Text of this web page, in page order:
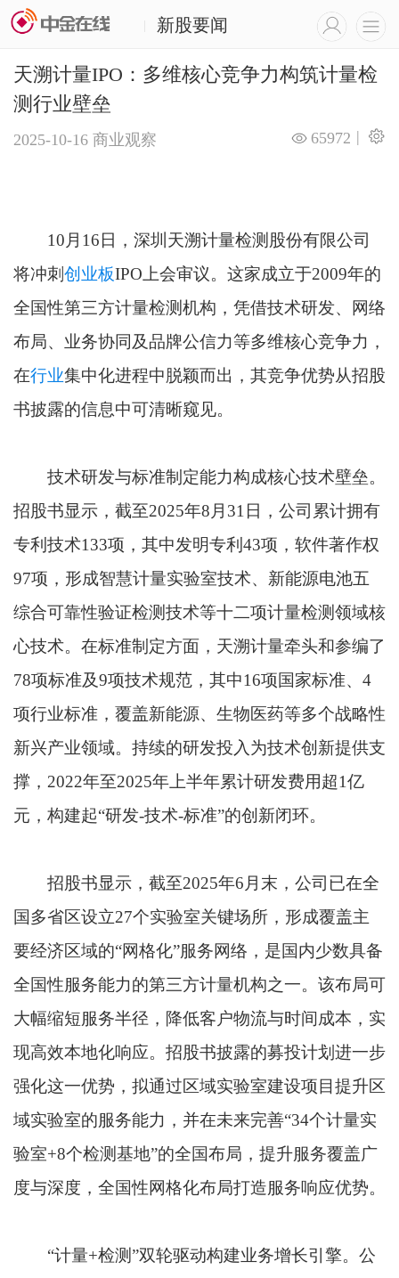
新股要闻
天溯计量IPO：多维核心竞争力构筑计量检
测行业壁垒
2025-10-16 商业观察 |
65972
10月16日，深圳天溯计量检测股份有限公司
将冲刺创业板IPO上会审议。这家成立于2009年的
全国性第三方计量检测机构，凭借技术研发、网络
布局、业务协同及品牌公信力等多维核心竞争力，
在行业集中化进程中脱颖而出，其竞争优势从招股
书披露的信息中可清晰窥见。
技术研发与标准制定能力构成核心技术壁垒。
招股书显示，截至2025年8月31日，公司累计拥有
专利技术133项，其中发明专利43项，软件著作权
97项，形成智慧计量实验室技术、新能源电池五
综合可靠性验证检测技术等十二项计量检测领域核
心技术。在标准制定方面，天溯计量牵头和参编了
78项标准及9项技术规范，其中16项国家标准、4
项行业标准，覆盖新能源、生物医药等多个战略性
新兴产业领域。持续的研发投入为技术创新提供支
撑，2022年至2025年上半年累计研发费用超1亿
元，构建起“研发-技术-标准”的创新闭环。
招股书显示，截至2025年6月末，公司已在全
国多省区设立27个实验室关键场所，形成覆盖主
要经济区域的“网格化”服务网络，是国内少数具备
全国性服务能力的第三方计量机构之一。该布局可
大幅缩短服务半径，降低客户物流与时间成本，实
现高效本地化响应。招股书披露的募投计划进一步
强化这一优势，拟通过区域实验室建设项目提升区
域实验室的服务能力，并在未来完善“34个计量实
验室+8个检测基地”的全国布局，提升服务覆盖广
度与深度，全国性网格化布局打造服务响应优势。
“计量+检测”双轮驱动构建业务增长引擎。公